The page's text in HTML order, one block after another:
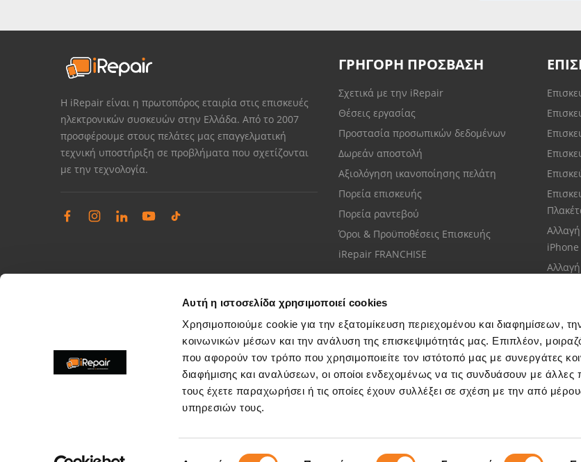
Αυτή η ιστοσελίδα χρησιμοποιεί cookies
Χρησιμοποιούμε cookie για την εξατομίκευση περιεχομένου και διαφημίσεων,
κοινωνικών μέσων και την ανάλυση της επισκεψιμότητάς μας. Επιπλέον,
που αφορούν τον τρόπο που χρησιμοποιείτε τον ιστότοπό μας με συνεργάτες
διαφήμισης και αναλύσεων, οι οποίοι ενδεχομένως να τις συνδυάσουν με
τους έχετε παραχωρήσει ή τις οποίες έχουν συλλέξει σε σχέση με την από
υπηρεσιών τους.
Η iRepair είναι η πρωτοπόρος εταιρία στις επισκευές
ηλεκτρονικών συσκευών στην Ελλάδα. Από το 2007
προσφέρουμε στους πελάτες μας επαγγελματική
τεχνική υποστήριξη σε προβλήματα που σχετίζονται
με την τεχνολογία.
ΓΡΗΓΟΡΗ ΠΡΟΣΒΑΣΗ
Σχετικά με την iRepair
Θέσεις εργασίας
Προστασία προσωπικών δεδομένων
Δωρεάν αποστολή
Αξιολόγηση ικανοποίησης πελάτη
Πορεία επισκευής
Πορεία ραντεβού
Όροι & Προϋποθέσεις Επισκευής
iRepair FRANCHISE
iPhone
Διαχείριση παραπόνων
Επίλυση θεμάτων εξυπηρέτησης καταστημάτων
Εξυπηρέτηση πελατών
Μίλησε με το πιο κοντινό σου κατάστημα